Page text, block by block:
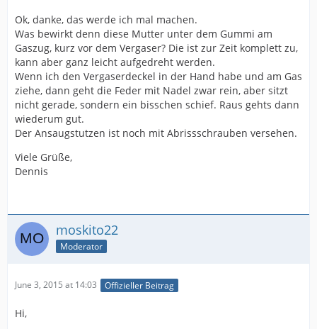
Ok, danke, das werde ich mal machen.
Was bewirkt denn diese Mutter unter dem Gummi am
Gaszug, kurz vor dem Vergaser? Die ist zur Zeit komplett zu,
kann aber ganz leicht aufgedreht werden.
Wenn ich den Vergaserdeckel in der Hand habe und am Gas
ziehe, dann geht die Feder mit Nadel zwar rein, aber sitzt
nicht gerade, sondern ein bisschen schief. Raus gehts dann
wiederum gut.
Der Ansaugstutzen ist noch mit Abrissschrauben versehen.
Viele Grüße,
Dennis
moskito22
Moderator
June 3, 2015 at 14:03 Offizieller Beitrag
Hi,